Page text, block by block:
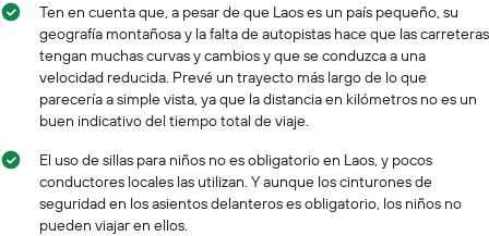
Ten en cuenta que, a pesar de que Laos es un país pequeño, su
geografía montañosa y la falta de autopistas hace que las carreteras
tengan muchas curvas y cambios y que se conduzca a una
velocidad reducida. Prevé un trayecto más largo de lo que
parecería a simple vista, ya que la distancia en kilómetros no es un
buen indicativo del tiempo total de viaje.
El uso de sillas para niños no es obligatorio en Laos, y pocos
conductores locales las utilizan. Y aunque los cinturones de
seguridad en los asientos delanteros es obligatorio, los niños no
pueden viajar en ellos.